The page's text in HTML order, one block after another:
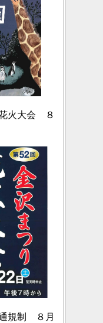
火大会 ８
規制 ８月